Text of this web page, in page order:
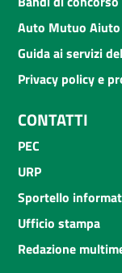
Auto Mutuo Aiuto
Guida ai servizi
Privacy policy e
CONTATTI
PEC
URP
Sportello
Ufficio stampa
Redazione